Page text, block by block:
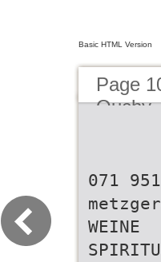
Basic HTML Version
Page
Ouchy
071
WEINE